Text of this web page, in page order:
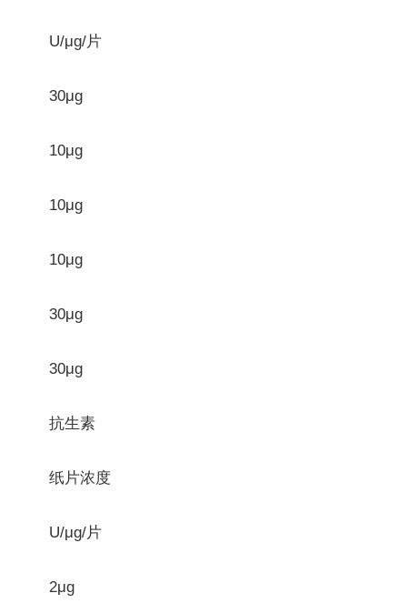
U/μg/片
30μg
10μg
10μg
10μg
30μg
30μg
抗生素
纸片浓度
U/μg/片
2μg